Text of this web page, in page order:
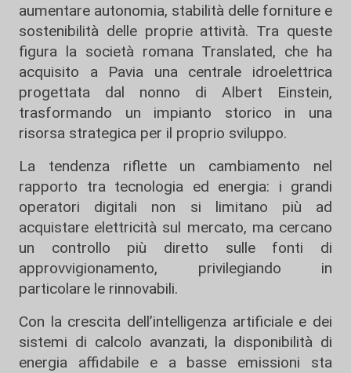
aumentare autonomia, stabilità delle forniture e
sostenibilità delle proprie attività. Tra queste
figura la società romana Translated, che ha
acquisito a Pavia una centrale idroelettrica
progettata dal nonno di Albert Einstein,
trasformando un impianto storico in una
risorsa strategica per il proprio sviluppo.
La tendenza riflette un cambiamento nel
rapporto tra tecnologia ed energia: i grandi
operatori digitali non si limitano più ad
acquistare elettricità sul mercato, ma cercano
un controllo più diretto sulle fonti di
approvvigionamento, privilegiando in
particolare le rinnovabili.
Con la crescita dell’intelligenza artificiale e dei
sistemi di calcolo avanzati, la disponibilità di
energia affidabile e a basse emissioni sta